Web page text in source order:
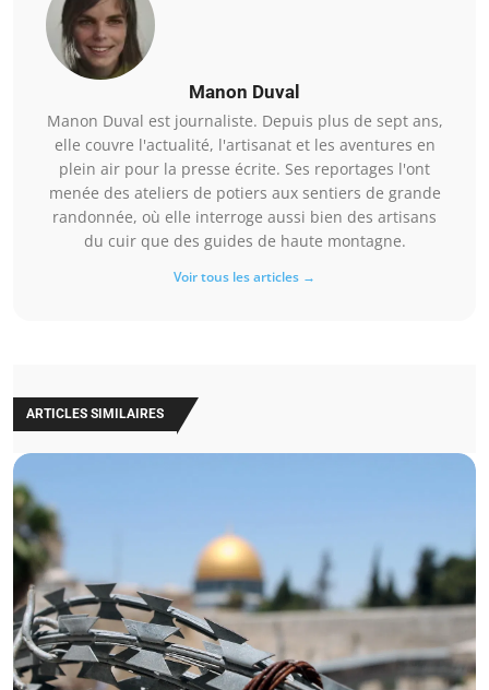
Manon Duval
Manon Duval est journaliste. Depuis plus de sept ans,
elle couvre l'actualité, l'artisanat et les aventures en
plein air pour la presse écrite. Ses reportages l'ont
menée des ateliers de potiers aux sentiers de grande
randonnée, où elle interroge aussi bien des artisans
du cuir que des guides de haute montagne.
Voir tous les articles →
ARTICLES SIMILAIRES